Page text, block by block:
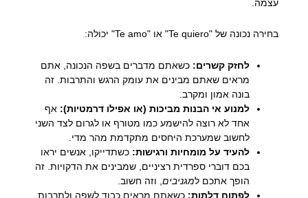
עצמה.
בחירה נכונה של "Te quiero" או "Te amo" יכולה:
לחזק קשרים: כשאתם מדברים בשפה הנכונה, אתם
מראים שאתם מבינים את עומק הרגש והתרבות. זה
בונה אמון ומקרב.
למנוע אי הבנות מביכות (או אפילו דרמטיות): אף
אחד לא רוצה להישמע כמו מטורף או לגרום לצד השני
לחשוב שמערכת היחסים מתקדמת מהר מדי.
להעיד על מומחיות ורגישות: כשתדייקו, אנשים יראו
בכם דוברי ספרדית רציניים, שמבינים את הדקויות. זה
הופך אתכם למגניבים, וזה חשוב.
לפתוח דלתות: כשאתם מראים כבוד לשפה ולתרבות,